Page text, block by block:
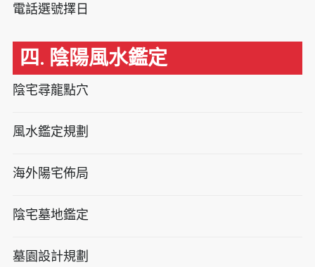
電話選號擇日
四. 陰陽風水鑑定
陰宅尋龍點穴
風水鑑定規劃
海外陽宅佈局
陰宅墓地鑑定
墓園設計規劃